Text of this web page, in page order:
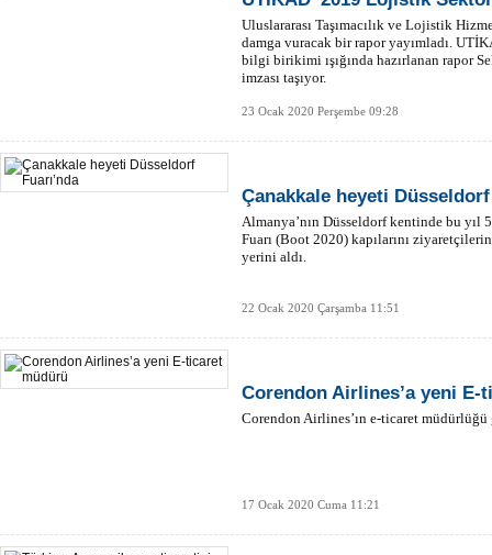
Uluslararası Taşımacılık ve Lojistik
damga vuracak bir rapor yayımladı.
bilgi birikimi ışığında hazırlanan rapor
imzası taşıyor.
23 Ocak 2020 Perşembe 09:28
Çanakkale heyeti Düsseldorf
Almanya’nın Düsseldorf kentinde bu yıl
Fuarı (Boot 2020) kapılarını
yerini aldı.
22 Ocak 2020 Çarşamba 11:51
Corendon Airlines’a yeni E-
Corendon Airlines’ın e-ticaret
17 Ocak 2020 Cuma 11:21